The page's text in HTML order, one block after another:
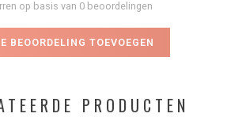
op basis van 0 beoordelingen
BEOORDELING TOEVOEGEN
PRODUCTEN